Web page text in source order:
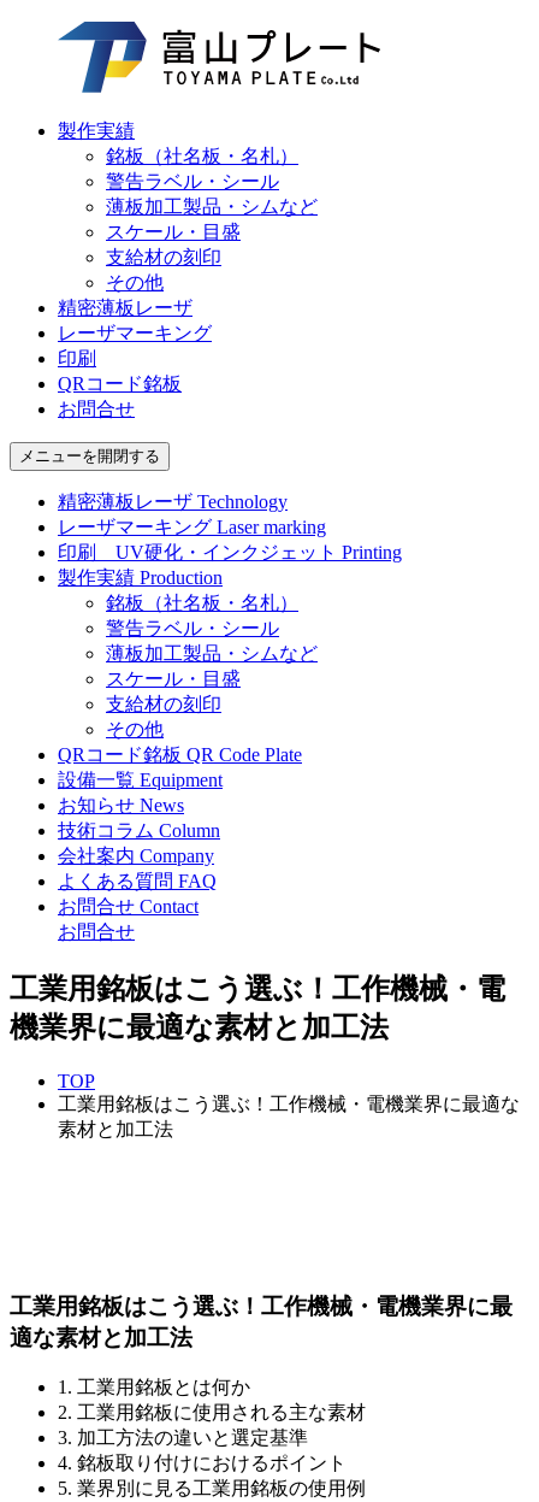
製作実績
銘板（社名板・名札）
警告ラベル・シール
薄板加工製品・シムなど
スケール・目盛
支給材の刻印
その他
精密薄板レーザ
レーザマーキング
印刷
QRコード銘板
お問合せ
メニューを開閉する
精密薄板レーザ Technology
レーザマーキング Laser marking
印刷 UV硬化・インクジェット Printing
製作実績 Production
銘板（社名板・名札）
警告ラベル・シール
薄板加工製品・シムなど
スケール・目盛
支給材の刻印
その他
QRコード銘板 QR Code Plate
設備一覧 Equipment
お知らせ News
技術コラム Column
会社案内 Company
よくある質問 FAQ
お問合せ Contact
お問合せ
工業用銘板はこう選ぶ！工作機械・電
機業界に最適な素材と加工法
TOP
工業用銘板はこう選ぶ！工作機械・電機業界に最適な
素材と加工法
工業用銘板はこう選ぶ！工作機械・電機業界に最
適な素材と加工法
1. 工業用銘板とは何か
2. 工業用銘板に使用される主な素材
3. 加工方法の違いと選定基準
4. 銘板取り付けにおけるポイント
5. 業界別に見る工業用銘板の使用例